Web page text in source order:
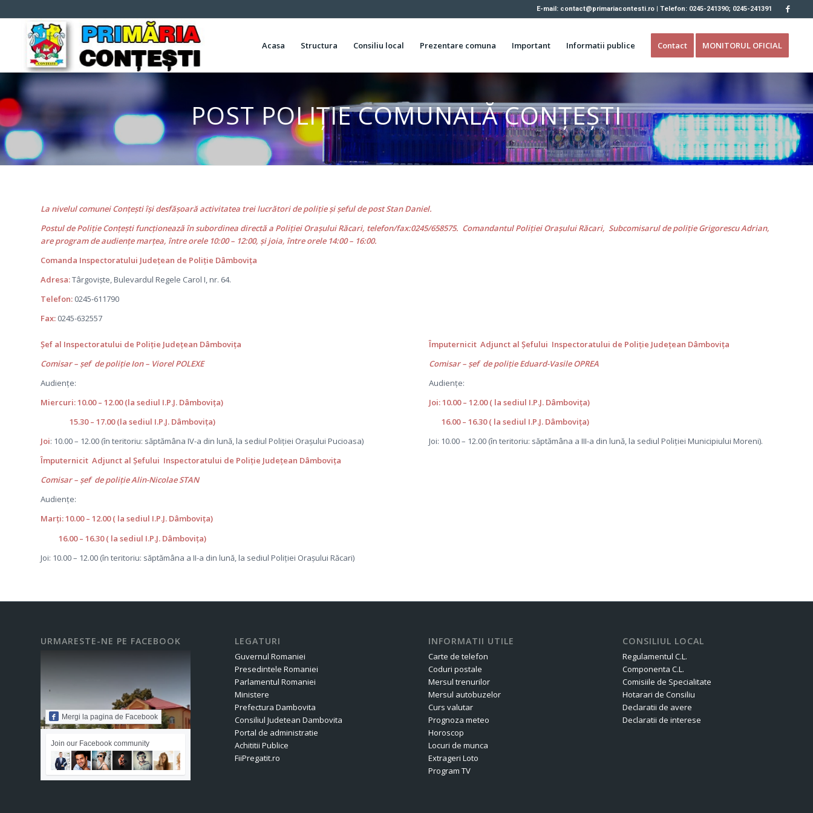
E-mail: contact@primariacontesti.ro | Telefon: 0245-241390; 0245-241391
Acasa Structura Consiliu local Prezentare comuna Important Informatii publice Contact MONITORUL OFICIAL
POST POLIȚIE COMUNALĂ CONȚEȘTI
La nivelul comunei Conţeşti îşi desfăşoară activitatea trei lucrători de poliţie şi şeful de post Stan Daniel.
Postul de Poliţie Conţeşti funcţionează în subordinea directă a Poliţiei Oraşului Răcari, telefon/fax:0245/658575. Comandantul Poliţiei Oraşului Răcari, Subcomisarul de poliție Grigorescu Adrian,
are program de audienţe marțea, între orele 10:00 – 12:00, şi joia, între orele 14:00 – 16:00.
Comanda Inspectoratului Judeţean de Poliţie Dâmboviţa
Adresa:Târgovişte, Bulevardul Regele Carol I, nr. 64.
Telefon: 0245-611790
Fax: 0245-632557
Șef al Inspectoratului de Poliție Județean Dâmbovița
Comisar – șef de poliție Ion – Viorel POLEXE
Audiențe:
Miercuri: 10.00 – 12.00 (la sediul I.P.J. Dâmboviţa)
15.30 – 17.00 (la sediul I.P.J. Dâmbovița)
Joi: 10.00 – 12.00 (în teritoriu: săptămâna IV-a din lună, la sediul Poliţiei Orașului Pucioasa)
Împuternicit Adjunct al Șefului Inspectoratului de Poliție Județean Dâmbovița
Comisar – șef de poliție Alin-Nicolae STAN
Audiențe:
Marți: 10.00 – 12.00 ( la sediul I.P.J. Dâmbovița)
16.00 – 16.30 ( la sediul I.P.J. Dâmbovița)
Joi: 10.00 – 12.00 (în teritoriu: săptămâna a II-a din lună, la sediul Poliţiei Orașului Răcari)
Împuternicit Adjunct al Șefului Inspectoratului de Poliție Județean Dâmbovița
Comisar – șef de poliție Eduard-Vasile OPREA
Audiențe:
Joi: 10.00 – 12.00 ( la sediul I.P.J. Dâmbovița)
16.00 – 16.30 ( la sediul I.P.J. Dâmbovița)
Joi: 10.00 – 12.00 (în teritoriu: săptămâna a III-a din lună, la sediul Poliţiei Municipiului Moreni).
URMARESTE-NE PE FACEBOOK
Mergi la pagina de Facebook
Join our Facebook community
LEGATURI
Guvernul Romaniei
Presedintele Romaniei
Parlamentul Romaniei
Ministere
Prefectura Dambovita
Consiliul Judetean Dambovita
Portal de administratie
Achititii Publice
FiiPregatit.ro
INFORMATII UTILE
Carte de telefon
Coduri postale
Mersul trenurilor
Mersul autobuzelor
Curs valutar
Prognoza meteo
Horoscop
Locuri de munca
Extrageri Loto
Program TV
CONSILIUL LOCAL
Regulamentul C.L.
Componenta C.L.
Comisiile de Specialitate
Hotarari de Consiliu
Declaratii de avere
Declaratii de interese